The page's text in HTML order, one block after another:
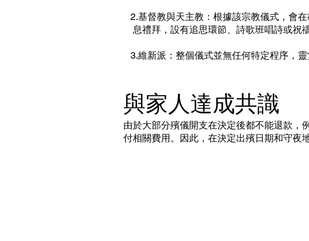
2.基督教與天主教：根據該宗教儀式，會
息禮拜，設有追思環節、詩歌班唱詩或祝
3.維新派：整個儀式並無任何特定程序，
與家人達成共識
由於大部分殯儀開支在決定後都不能退款，
付相關費用。因此，在決定出殯日期和守夜